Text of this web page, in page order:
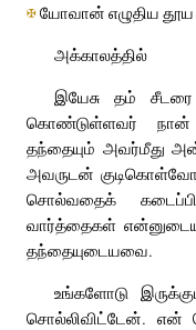
✠யோவான் எழுதிய தூய
அக்காலத்தில்
இயேசு தம் சீடரை
கொண்டுள்ளவர் நான்
தந்தையும் அவர்மீது
அவருடன்
சொல்வதைக்
வார்த்தைகள்
தந்தையுடையவை.
உங்களோடு
சொல்லிவிட்டேன். என்